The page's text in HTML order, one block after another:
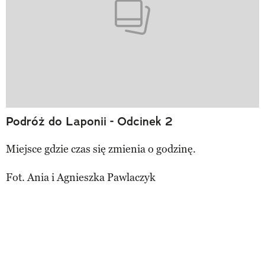
Podróż do Laponii - Odcinek 2
Miejsce gdzie czas się zmienia o godzinę.
Fot. Ania i Agnieszka Pawlaczyk